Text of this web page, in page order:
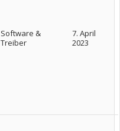
Software &
Treiber
7. April
2023